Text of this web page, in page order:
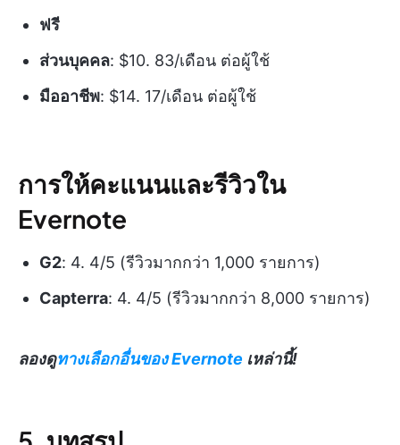
ฟรี
ส่วนบุคคล: $10. 83/เดือน ต่อผู้ใช้
มืออาชีพ: $14. 17/เดือน ต่อผู้ใช้
การให้คะแนนและรีวิวใน
Evernote
G2: 4. 4/5 (รีวิวมากกว่า 1,000 รายการ)
Capterra: 4. 4/5 (รีวิวมากกว่า 8,000 รายการ)
ลองดูทางเลือกอื่นของ Evernote เหล่านี้!